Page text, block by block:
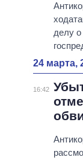
делу
24 марта,
16:42